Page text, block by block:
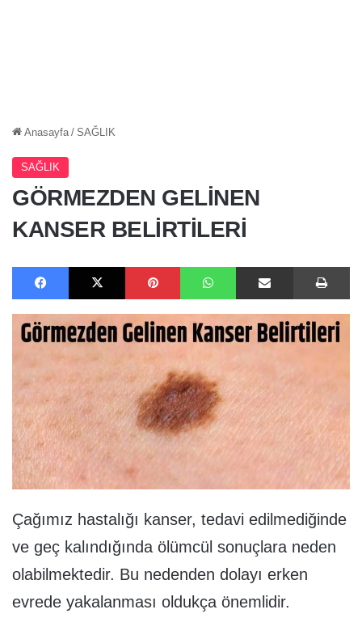
Anasayfa / SAĞLIK
SAĞLIK
GÖRMEZDEN GELİNEN
KANSER BELİRTİLERİ
Facebook X Pinterest WhatsApp E-Posta ile paylaş
Çağımız hastalığı kanser, tedavi edilmediğinde
ve geç kalındığında ölümcül sonuçlara neden
olabilmektedir. Bu nedenden dolayı erken
evrede yakalanması oldukça önemlidir.